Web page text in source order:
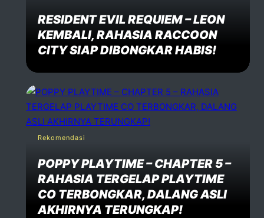
RESIDENT EVIL REQUIEM – LEON
KEMBALI, RAHASIA RACCOON
CITY SIAP DIBONGKAR HABIS!
Rekomendasi
POPPY PLAYTIME – CHAPTER 5 –
RAHASIA TERGELAP PLAYTIME
CO TERBONGKAR, DALANG ASLI
AKHIRNYA TERUNGKAP!